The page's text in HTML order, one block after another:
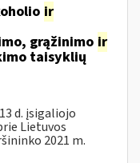
ir
grąžinimo ir
taisyklių
d. įsigaliojo
Lietuvos
2021 m.